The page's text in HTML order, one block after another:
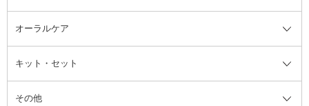
カミソリ
ファンデーション・パウダーケー
ス
ミラー・鏡
ヘッドマッサージブラシ
ルームフレグランス・ディフュー
ザー
アロマキャンドル
消臭剤・芳香剤
ボディケア美容家電
その他美容家電
ウェア全て
レッグウェア
オーラルケア
オーラルケア全て
歯ブラシ
キット・セット
キット・セット全て
その他